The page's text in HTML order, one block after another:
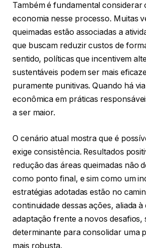
Também é fundamental considerar
economia nesse processo. Muitas
queimadas estão associadas a
que buscam reduzir custos de
sentido, políticas que incentivem
sustentáveis podem ser mais
puramente punitivas. Quando há
econômica em práticas
a ser maior.
O cenário atual mostra que é
exige consistência. Resultados
redução das áreas queimadas não
como ponto final, e sim como um
estratégias adotadas estão no
continuidade dessas ações, aliada à
adaptação frente a novos desafios,
determinante para consolidar uma
mais robusta.